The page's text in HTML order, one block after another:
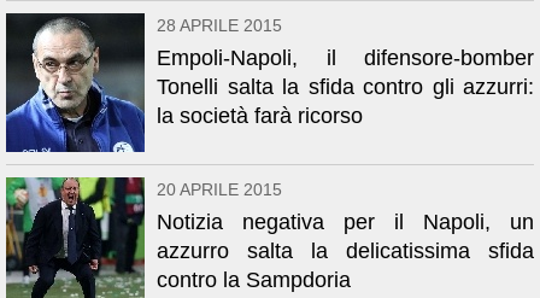
28 APRILE 2015
Empoli-Napoli, il difensore-bomber
Tonelli salta la sfida contro gli azzurri:
la società farà ricorso
20 APRILE 2015
Notizia negativa per il Napoli, un
azzurro salta la delicatissima sfida
contro la Sampdoria